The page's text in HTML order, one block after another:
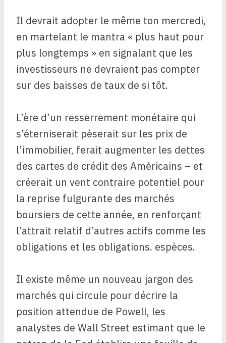
Il devrait adopter le même ton mercredi,
en martelant le mantra « plus haut pour
plus longtemps » en signalant que les
investisseurs ne devraient pas compter
sur des baisses de taux de si tôt.
L’ère d’un resserrement monétaire qui
s’éterniserait pèserait sur les prix de
l’immobilier, ferait augmenter les dettes
des cartes de crédit des Américains – et
créerait un vent contraire potentiel pour
la reprise fulgurante des marchés
boursiers de cette année, en renforçant
l’attrait relatif d’autres actifs comme les
obligations et les obligations. espèces.
Il existe même un nouveau jargon des
marchés qui circule pour décrire la
position attendue de Powell, les
analystes de Wall Street estimant que le